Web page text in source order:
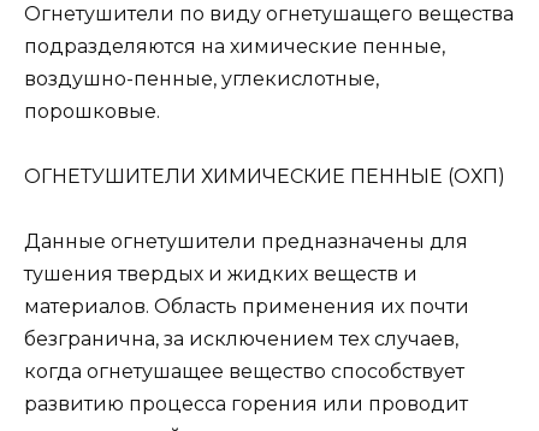
Огнетушители по виду огнетушащего вещества
подразделяются на химические пенные,
воздушно-пенные, углекислотные,
порошковые.
ОГНЕТУШИТЕЛИ ХИМИЧЕСКИЕ ПЕННЫЕ (ОХП)
Данные огнетушители предназначены для
тушения твердых и жидких веществ и
материалов. Область применения их почти
безгранична, за исключением тех случаев,
когда огнетушащее вещество способствует
развитию процесса горения или проводит